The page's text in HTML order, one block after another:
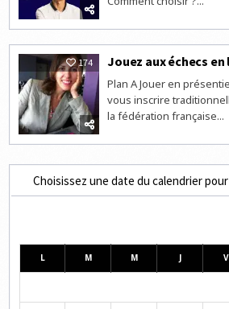
174 Jouez aux échecs
Plan A Jouer en
vous inscrire
la fédération française...
Choisissez une date du calendrier
L M M J V